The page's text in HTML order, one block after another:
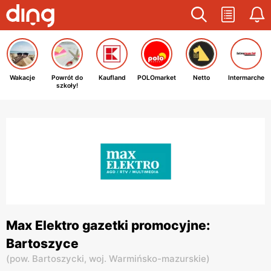
Wakacje
Powrót do
szkoły!
Kaufland POLOmarket Netto Intermarche
Max Elektro gazetki promocyjne:
Bartoszyce
(pow. Bartoszycki, woj. Warmińsko-mazurskie)